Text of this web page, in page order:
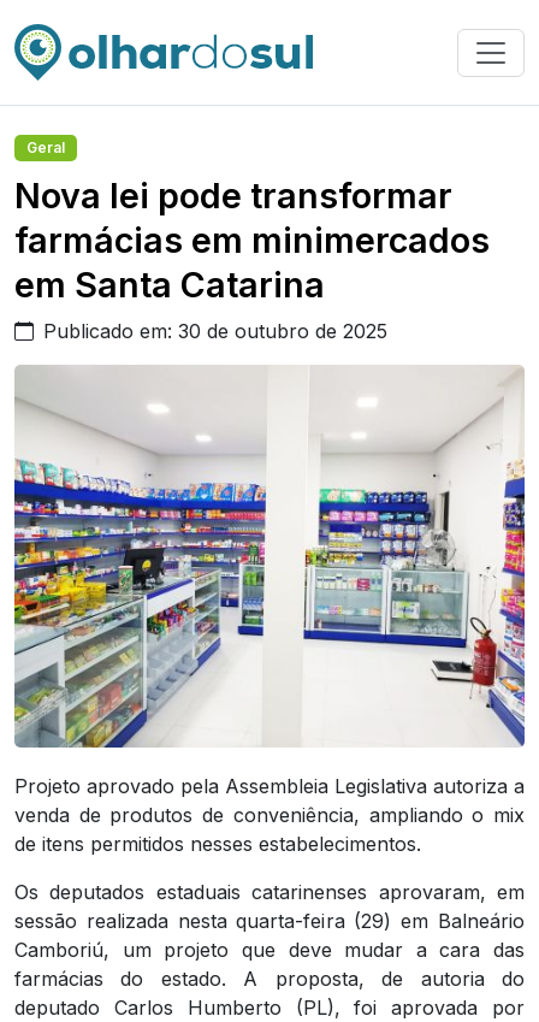
Geral
Nova lei pode transformar
farmácias em minimercados
em Santa Catarina
Publicado em: 30 de outubro de 2025
Projeto aprovado pela Assembleia Legislativa autoriza a
venda de produtos de conveniência, ampliando o mix
de itens permitidos nesses estabelecimentos.
Os deputados estaduais catarinenses aprovaram, em
sessão realizada nesta quarta-feira (29) em Balneário
Camboriú, um projeto que deve mudar a cara das
farmácias do estado. A proposta, de autoria do
deputado Carlos Humberto (PL), foi aprovada por